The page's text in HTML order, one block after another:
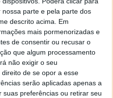
parte e pela parte dos
descrito acima. Em
mais pormenorizadas e
de consentir ou recusar o
que algum processamento
não exigir o seu
de se opor a esse
serão aplicadas apenas a
suas preferências ou retirar seu